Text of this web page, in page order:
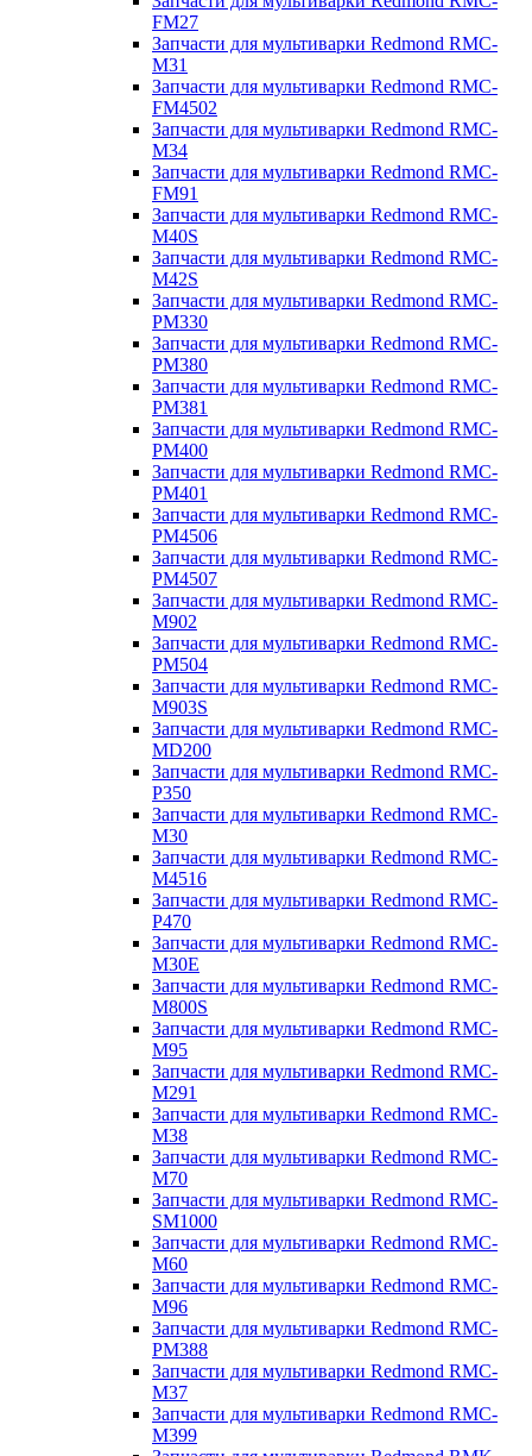
FM27
Запчасти для мультиварки Redmond RMC-
M31
Запчасти для мультиварки Redmond RMC-
FM4502
Запчасти для мультиварки Redmond RMC-
M34
Запчасти для мультиварки Redmond RMC-
FM91
Запчасти для мультиварки Redmond RMC-
M40S
Запчасти для мультиварки Redmond RMC-
M42S
Запчасти для мультиварки Redmond RMC-
PM330
Запчасти для мультиварки Redmond RMC-
PM380
Запчасти для мультиварки Redmond RMC-
PM381
Запчасти для мультиварки Redmond RMC-
PM400
Запчасти для мультиварки Redmond RMC-
PM401
Запчасти для мультиварки Redmond RMC-
PM4506
Запчасти для мультиварки Redmond RMC-
PM4507
Запчасти для мультиварки Redmond RMC-
M902
Запчасти для мультиварки Redmond RMC-
PM504
Запчасти для мультиварки Redmond RMC-
M903S
Запчасти для мультиварки Redmond RMC-
MD200
Запчасти для мультиварки Redmond RMC-
P350
Запчасти для мультиварки Redmond RMC-
M30
Запчасти для мультиварки Redmond RMC-
M4516
Запчасти для мультиварки Redmond RMC-
P470
Запчасти для мультиварки Redmond RMC-
M30E
Запчасти для мультиварки Redmond RMC-
M800S
Запчасти для мультиварки Redmond RMC-
M95
Запчасти для мультиварки Redmond RMC-
M291
Запчасти для мультиварки Redmond RMC-
M38
Запчасти для мультиварки Redmond RMC-
M70
Запчасти для мультиварки Redmond RMC-
SM1000
Запчасти для мультиварки Redmond RMC-
M60
Запчасти для мультиварки Redmond RMC-
M96
Запчасти для мультиварки Redmond RMC-
PM388
Запчасти для мультиварки Redmond RMC-
M37
Запчасти для мультиварки Redmond RMC-
M399